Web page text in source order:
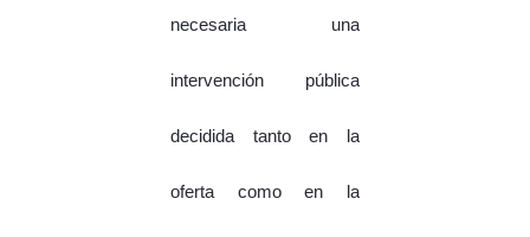
necesaria una
intervención pública
decidida tanto en la
oferta como en la